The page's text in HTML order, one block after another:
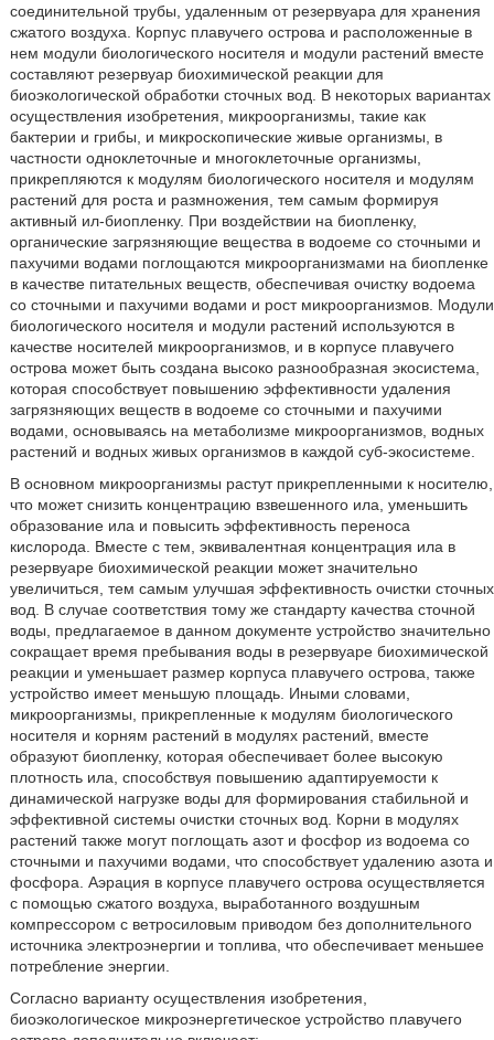
соединительной трубы, удаленным от резервуара для хранения
сжатого воздуха. Корпус плавучего острова и расположенные в
нем модули биологического носителя и модули растений вместе
составляют резервуар биохимической реакции для
биоэкологической обработки сточных вод. В некоторых вариантах
осуществления изобретения, микроорганизмы, такие как
бактерии и грибы, и микроскопические живые организмы, в
частности одноклеточные и многоклеточные организмы,
прикрепляются к модулям биологического носителя и модулям
растений для роста и размножения, тем самым формируя
активный ил-биопленку. При воздействии на биопленку,
органические загрязняющие вещества в водоеме со сточными и
пахучими водами поглощаются микроорганизмами на биопленке
в качестве питательных веществ, обеспечивая очистку водоема
со сточными и пахучими водами и рост микроорганизмов. Модули
биологического носителя и модули растений используются в
качестве носителей микроорганизмов, и в корпусе плавучего
острова может быть создана высоко разнообразная экосистема,
которая способствует повышению эффективности удаления
загрязняющих веществ в водоеме со сточными и пахучими
водами, основываясь на метаболизме микроорганизмов, водных
растений и водных живых организмов в каждой суб-экосистеме.
В основном микроорганизмы растут прикрепленными к носителю,
что может снизить концентрацию взвешенного ила, уменьшить
образование ила и повысить эффективность переноса
кислорода. Вместе с тем, эквивалентная концентрация ила в
резервуаре биохимической реакции может значительно
увеличиться, тем самым улучшая эффективность очистки сточных
вод. В случае соответствия тому же стандарту качества сточной
воды, предлагаемое в данном документе устройство значительно
сокращает время пребывания воды в резервуаре биохимической
реакции и уменьшает размер корпуса плавучего острова, также
устройство имеет меньшую площадь. Иными словами,
микроорганизмы, прикрепленные к модулям биологического
носителя и корням растений в модулях растений, вместе
образуют биопленку, которая обеспечивает более высокую
плотность ила, способствуя повышению адаптируемости к
динамической нагрузке воды для формирования стабильной и
эффективной системы очистки сточных вод. Корни в модулях
растений также могут поглощать азот и фосфор из водоема со
сточными и пахучими водами, что способствует удалению азота и
фосфора. Аэрация в корпусе плавучего острова осуществляется
с помощью сжатого воздуха, выработанного воздушным
компрессором с ветросиловым приводом без дополнительного
источника электроэнергии и топлива, что обеспечивает меньшее
потребление энергии.
Согласно варианту осуществления изобретения,
биоэкологическое микроэнергетическое устройство плавучего